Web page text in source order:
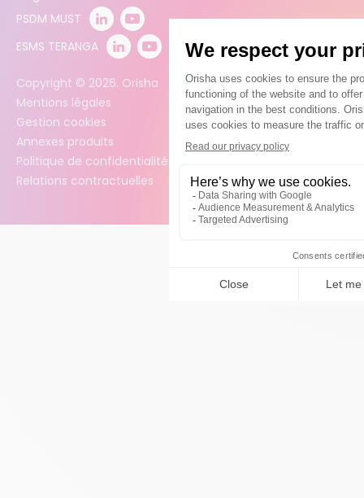
PSDM MUST
ESMS TERANGA
Copyright © 2026. Orisha
Mentions légales
Gestion cookies
Annexes produits
Politique de confidentialité des données
Relations contractuelles